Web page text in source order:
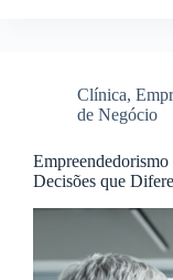
Clínica,
de Negócio
Decisões que